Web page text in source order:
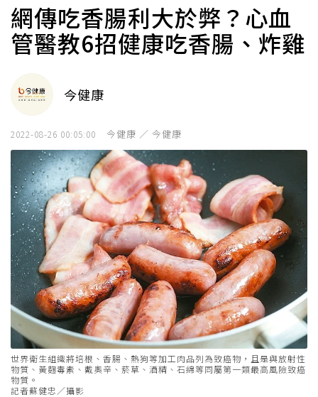
網傳吃香腸利大於弊？心血
管醫教6招健康吃香腸、炸雞
今健康
2022-08-26 00:05:00 今健康 ／ 今健康
世界衛生組織將培根、香腸、熱狗等加工肉品列為致癌物，且是與放射性
物質、黃麴毒素、戴奧辛、菸草、酒精、石綿等同屬第一類最高風險致癌
物質。
記者蘇健忠／攝影